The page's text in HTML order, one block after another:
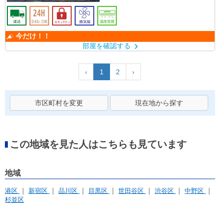
分
今だけ！！
部屋を確認する
‹ 1 2 ›
市区町村を変更 現在地から探す
この地域を見た人はこちらも見ています
地域
港区 新宿区 品川区 目黒区 世田谷区 渋谷区
中野区
杉並区